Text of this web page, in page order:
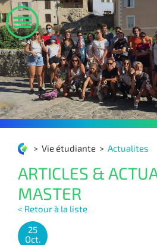
> Vie étudiante > Actualites
ARTICLES &
MASTER
< Retour à la liste
25
Oct.